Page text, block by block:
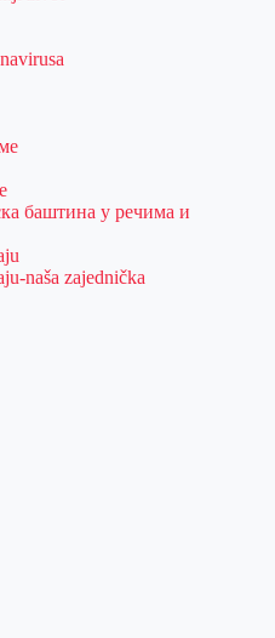
баштина у речима и
naša zajednička